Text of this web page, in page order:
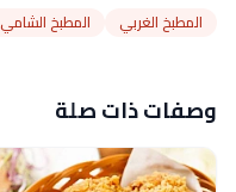
المطبخ الغربي المطبخ الشامي
وصفات ذات صلة